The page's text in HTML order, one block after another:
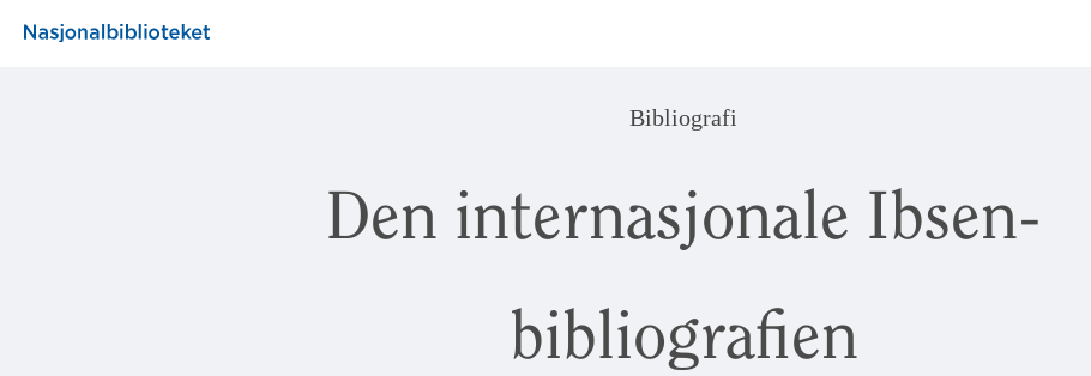
Bibliografi
Den internasjonale Ibsen-
bibliografien